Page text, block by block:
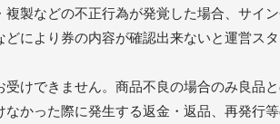
製などの不正行為が発覚した場合、サイ
により券の内容が確認出来ないと運営ス
けできません。商品不良の場合のみ良品と
かった際に発生する返金・返品、再発行